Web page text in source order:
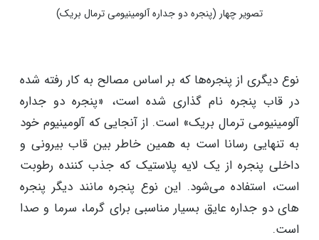
تصویر چهار (پنجره دو جداره آلومینیومی ترمال بریک)
نوع دیگری از پنجره‌ها که بر اساس مصالح به ‌کار رفته شده
در قاب پنجره نام گذاری شده ‌است، «پنجره دو جداره
آلومینیومی ترمال بریک» است. از آنجایی که آلومینیوم خود
به تنهایی رسانا است به ‌همین خاطر بین قاب بیرونی و
داخلی پنجره از یک لایه پلاستیک که جذب ‌کننده رطوبت
است، استفاده می‌شود. این نوع پنجره مانند دیگر پنجره
های دو جداره عایق بسیار مناسبی برای گرما، سرما و صدا
است.